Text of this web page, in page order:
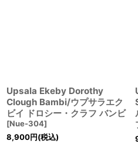
Upsala Ekeby Dorothy
Clough Bambi/ウプサラエク
ビイ ドロシー・クラフ バンビ
[Nue-304]
8,900円(税込)